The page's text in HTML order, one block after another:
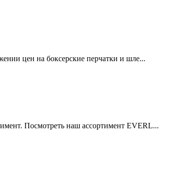
цен на боксерские перчатки и шле...
Посмотреть наш ассортимент EVERL...